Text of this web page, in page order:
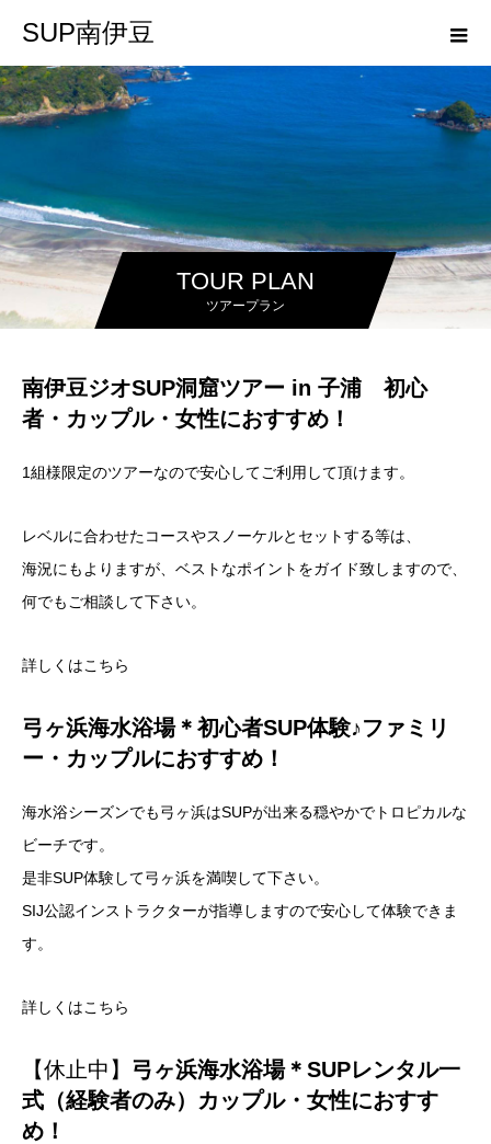
SUP南伊豆
TOUR PLAN
ツアープラン
南伊豆ジオSUP洞窟ツアー in 子浦 初心
者・カップル・女性におすすめ！
1組様限定のツアーなので安心してご利用して頂けます。
レベルに合わせたコースやスノーケルとセットする等は、
海況にもよりますが、ベストなポイントをガイド致しますので、
何でもご相談して下さい。
詳しくはこちら
弓ヶ浜海水浴場＊初心者SUP体験♪ファミリ
ー・カップルにおすすめ！
海水浴シーズンでも弓ヶ浜はSUPが出来る穏やかでトロピカルな
ビーチです。
是非SUP体験して弓ヶ浜を満喫して下さい。
SIJ公認インストラクターが指導しますので安心して体験できま
す。
詳しくはこちら
【休止中】 弓ヶ浜海水浴場＊SUPレンタル一
式（経験者のみ）カップル・女性におすす
め！